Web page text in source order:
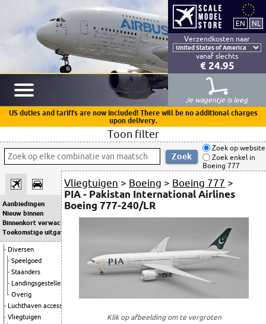
Verzendkosten naar
vanaf slechts
€ 24.95
Je wagentje is leeg
US duties and tariffs are now included! There will be no additional charges
upon delivery.
Toon filter
Zoek op website
Zoek enkel in
Boeing 777
Aanbiedingen
Nieuw binnen
Binnenkort verwacht
Toekomstige uitgaven
Diversen
Speelgoed
Staanders
Landingsgestellen
Overig
Luchthaven accessoires
Vliegtuigen
Vliegtuigen > Boeing > Boeing 777 >
PIA - Pakistan International Airlines
Boeing 777-240/LR
Klik op afbeelding om te vergroten